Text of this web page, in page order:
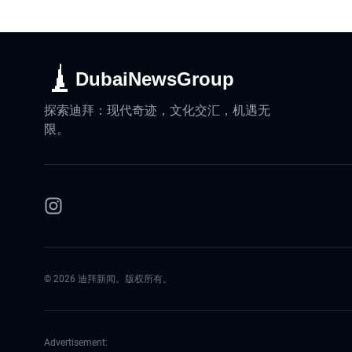
DubaiNewsGroup
探索迪拜：现代奇迹，文化交汇，机遇无
限。
© 2026 迪拜新闻。版权所有。
Advertisement: